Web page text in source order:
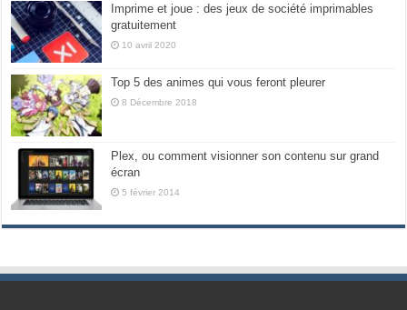
Imprime et joue : des jeux de société imprimables
gratuitement
10 avril 2020
Top 5 des animes qui vous feront pleurer
8 Décembre 2018
Plex, ou comment visionner son contenu sur grand
écran
5 février 2014